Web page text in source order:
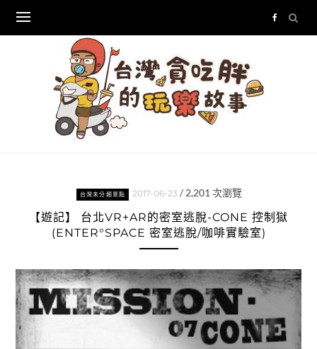
content
台灣未分類景點 2017-06-23 / 2,201 次瀏覽
【遊記】 台北VR+AR的密室逃脫-CONE 控制獄
(ENTER°SPACE 密室逃脫/咖啡實驗室)